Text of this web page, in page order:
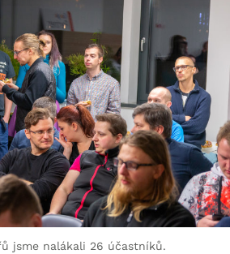
jsme nalákali 26 účastníků.